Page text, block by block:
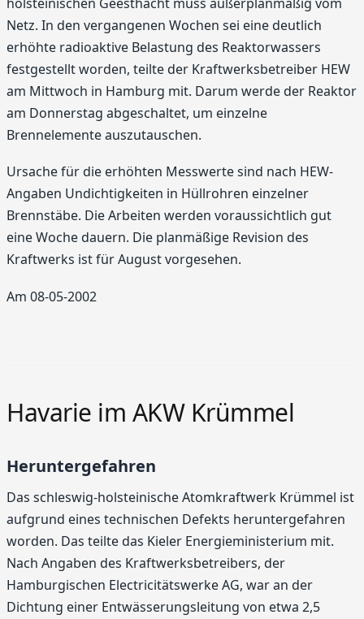
Netz. In den vergangenen Wochen sei eine deutlich
erhöhte radioaktive Belastung des Reaktorwassers
festgestellt worden, teilte der Kraftwerksbetreiber HEW
am Mittwoch in Hamburg mit. Darum werde der Reaktor
am Donnerstag abgeschaltet, um einzelne
Brennelemente auszutauschen.
Ursache für die erhöhten Messwerte sind nach HEW-
Angaben Undichtigkeiten in Hüllrohren einzelner
Brennstäbe. Die Arbeiten werden voraussichtlich gut
eine Woche dauern. Die planmäßige Revision des
Kraftwerks ist für August vorgesehen.
Am 08-05-2002
Havarie im AKW Krümmel
Heruntergefahren
Das schleswig-holsteinische Atomkraftwerk Krümmel ist
aufgrund eines technischen Defekts heruntergefahren
worden. Das teilte das Kieler Energieministerium mit.
Nach Angaben des Kraftwerksbetreibers, der
Hamburgischen Electricitätswerke AG, war an der
Dichtung einer Entwässerungsleitung von etwa 2,5